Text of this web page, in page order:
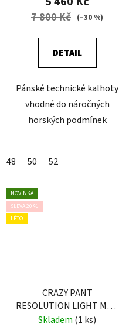
7 800 Kč (–30 %)
DETAIL
Pánské technické kalhoty
vhodné do náročných
horských podmínek
48 50 52
NOVINKA
SLEVA 20 %
LÉTO
CRAZY PANT
RESOLUTION LIGHT MAN
BLACK
Skladem (1 ks)